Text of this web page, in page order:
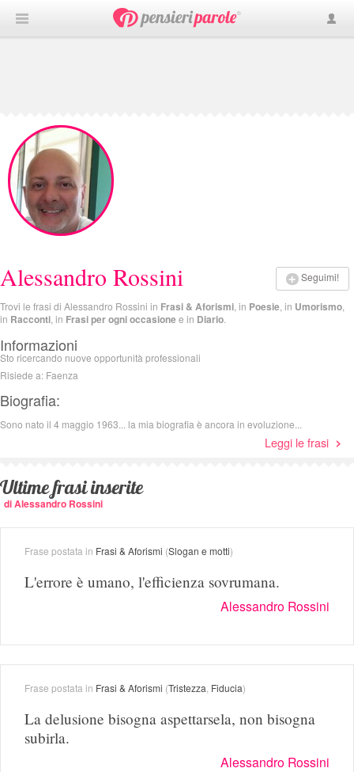
Seguimi!
Alessandro Rossini
Trovi le frasi di Alessandro Rossini in Frasi & Aforismi , in Poesie , in Umorismo
in Racconti , in Frasi per ogni occasionee in Diario
Informazioni
Sto ricercando nuove opportunità professionali
Risiede a: Faenza
Biografia:
Sono nato il 4 maggio 1963... la mia biografia è ancora in evoluzione...
Leggi le frasi
Ultime frasi inserite
di Alessandro Rossini
Frase postata in Frasi & Aforismi (Slogan e motti)
L'errore è umano, l'efficienza sovrumana.
Alessandro Rossini
Frase postata in Frasi & Aforismi (Tristezza Fiducia)
La delusione bisogna aspettarsela, non bisogna
subirla.
Alessandro Rossini